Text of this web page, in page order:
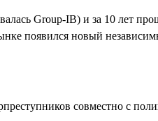
Group-IB) и за 10 лет
появился новый
совместно с